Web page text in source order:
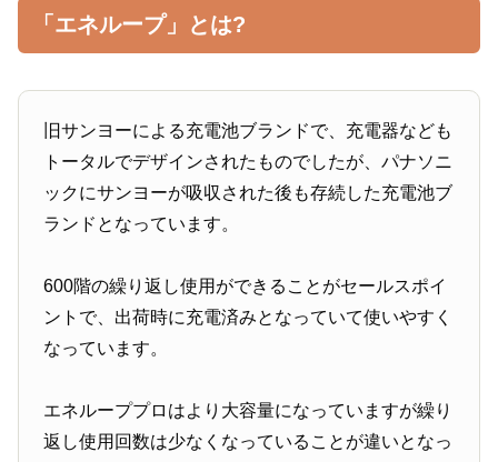
「エネループ」とは?
旧サンヨーによる充電池ブランドで、充電器なども
トータルでデザインされたものでしたが、パナソニ
ックにサンヨーが吸収された後も存続した充電池ブ
ランドとなっています。
600階の繰り返し使用ができることがセールスポイ
ントで、出荷時に充電済みとなっていて使いやすく
なっています。
エネループプロはより大容量になっていますが繰り
返し使用回数は少なくなっていることが違いとなっ